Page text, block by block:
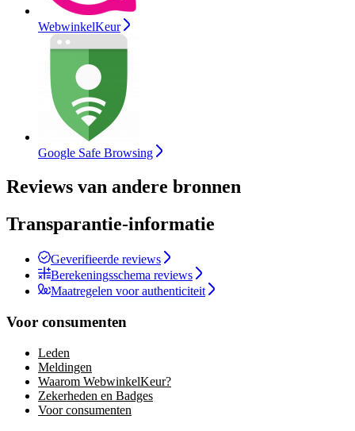
WebwinkelKeur
Google Safe Browsing
Reviews van andere bronnen
Transparantie-informatie
Geverifieerde reviews
Berekeningsschema reviews
Maatregelen voor authenticiteit
Voor consumenten
Leden
Meldingen
Waarom WebwinkelKeur?
Zekerheden en Badges
Voor consumenten